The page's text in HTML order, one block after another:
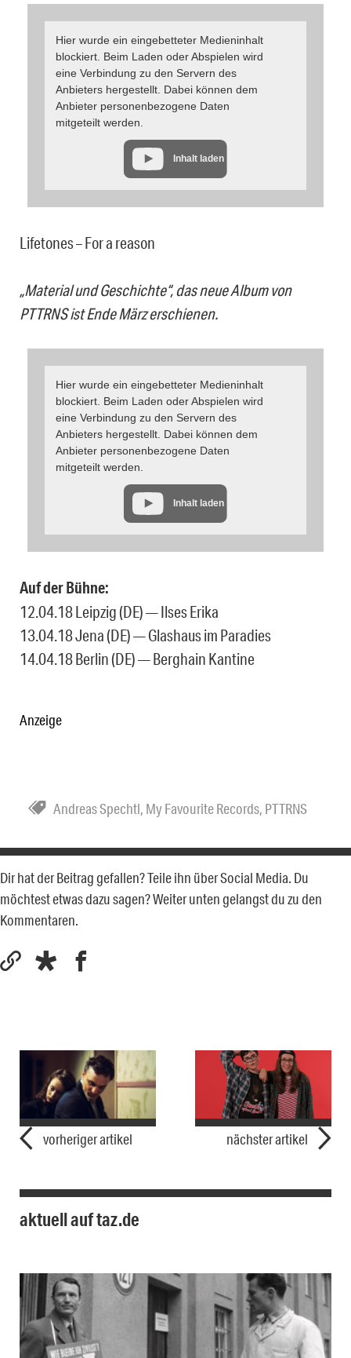
Hier wurde ein eingebetteter Medieninhalt
blockiert. Beim Laden oder Abspielen wird
eine Verbindung zu den Servern des
Anbieters hergestellt. Dabei können dem
Anbieter personenbezogene Daten
mitgeteilt werden.
Inhalt laden
Lifetones – For a reason
„Material und Geschichte“, das neue Album von
PTTRNS ist Ende März erschienen.
Hier wurde ein eingebetteter Medieninhalt
blockiert. Beim Laden oder Abspielen wird
eine Verbindung zu den Servern des
Anbieters hergestellt. Dabei können dem
Anbieter personenbezogene Daten
mitgeteilt werden.
Inhalt laden
Auf der Bühne:
12.04.18 Leipzig (DE) — Ilses Erika
13.04.18 Jena (DE) — Glashaus im Paradies
14.04.18 Berlin (DE) — Berghain Kantine
Anzeige
Andreas Spechtl, My Favourite Records, PTTRNS
Dir hat der Beitrag gefallen? Teile ihn über Social Media. Du
möchtest etwas dazu sagen? Weiter unten gelangst du zu den
Kommentaren.
vorheriger artikel nächster artikel
aktuell auf taz.de